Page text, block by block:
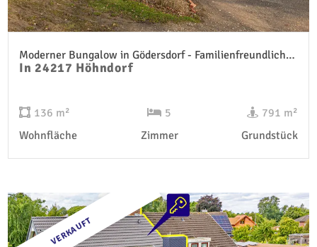
Moderner Bungalow in Gödersdorf - Familienfreundliches Wohnen auf einer Ebene
In 24217 Höhndorf
136 m²
Wohnfläche
5
Zimmer
791 m²
Grundstück
VERKAUFT